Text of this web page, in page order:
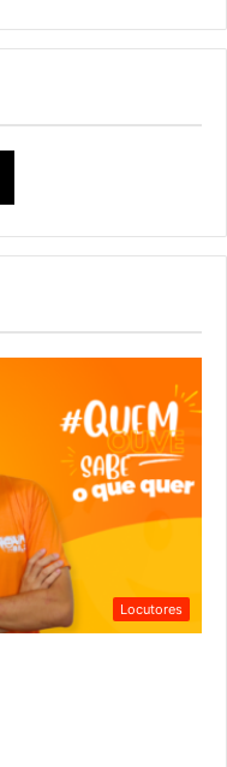
Locutores